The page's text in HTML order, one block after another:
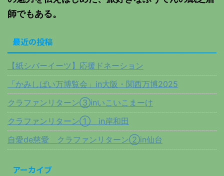
師でもある。
最近の投稿
【紙シバーイーツ】応援ドネーション
「かみしばい万博覧会」in大阪・関西万博2025
クラファンリターン③inいこいこまーけ
クラファンリターン① in岸和田
自愛de慈愛 クラファンリターン②in仙台
アーカイブ